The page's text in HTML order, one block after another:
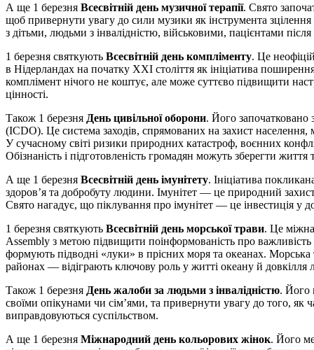
А ще 1 березня Всесвітній день музичної терапії. Свято
щоб привернути увагу до сили музики як інструмента зцілення
з дітьми, людьми з інвалідністю, військовими, пацієнтами після
1 березня святкують Всесвітній день компліменту. Це
в Нідерландах на початку ХХІ століття як ініціатива
комплімент нічого не коштує, але може суттєво підвищити
цінності.
Також 1 березня День цивільної оборони. Його започатковано
(ICDO). Це система заходів, спрямованих на захист населення,
У сучасному світі ризики природних катастроф, воєнних
Обізнаність і підготовленість громадян можуть зберегти
А ще 1 березня Всесвітній день імунітету. Ініціатива
здоров’я та добробуту людини. Імунітет — це природний
Свято нагадує, що піклування про імунітет — це інвестиція у
1 березня святкують Всесвітній день морської трави. Це
Assembly з метою підвищити поінформованість про
формують підводні «луки» в прісних моря та океанах.
районах — відіграють ключову роль у житті океану й довкілля
Також 1 березня День жалоби за людьми з інвалідністю. Його
своїми опікунами чи сім’ями, та привернути увагу до того, як
виправдовуються суспільством.
А ще 1 березня Міжнародний день кольорових жінок. Його